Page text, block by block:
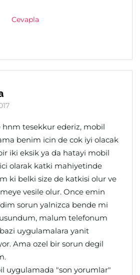
Cevapla
hnm tesekkur ederiz, mobil
benim icin de cok iyi olacak
iki eksik ya da hatayi mobil
olarak katki mahiyetinde
ki belki size de katkisi olur ve
vesile olur. Once emin
sorun yalnizca bende mi
malum telefonum
uygulamalara yanit
Ama ozel bir sorun degil
uygulamada "son yorumlar"